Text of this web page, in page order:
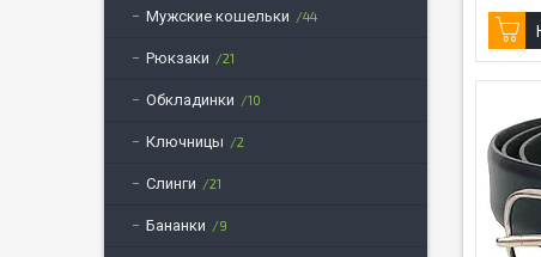
Мужские кошельки 44
Рюкзаки 21
Обкладинки 10
Ключницы 2
Слинги 21
Бананки 9